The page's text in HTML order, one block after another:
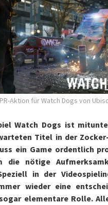
in Deutschland
PR-Aktion für Watch Dogs von
Watch Dogs ist
Titel in der
ein Game ordentlich
die nötige
in der
wieder eine
elementare Rolle.